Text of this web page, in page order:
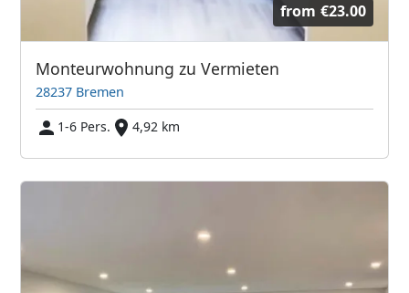
from €23.00
Monteurwohnung zu Vermieten
28237 Bremen
1-6 Pers.
4,92 km